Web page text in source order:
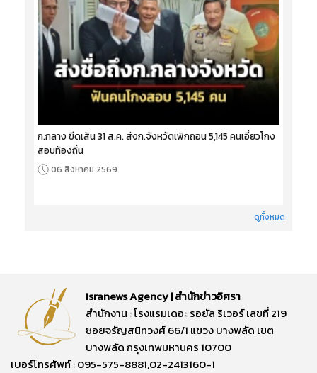
ก.กลาง ขีดเส้น 31 ส.ค. ส่งก.จังหวัดเพิกถอน 5,145 คนเอี่ยวโกง
สอบท้องถิ่น
06 สิงหาคม 2569
ดูทั้งหมด
Isranews Agency | สำนักข่าวอิศรา
สำนักงาน : โรงแรมเดอะ รอยัล ริเวอร์ เลขที่ 219
ซอยจรัญสนิทวงศ์ 66/1 แขวง บางพลัด เขต
บางพลัด กรุงเทพมหานคร 10700
เบอร์โทรศัพท์ : 095-575-8881,02-2413160-1